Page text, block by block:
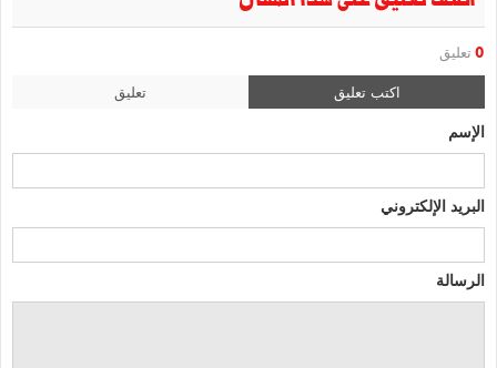
0 تعليق
اكتب تعليق تعليق
الإسم
البريد الإلكتروني
الرسالة